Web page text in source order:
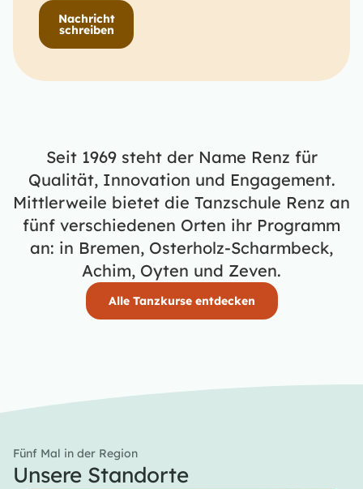
Nachricht
schreiben
Seit 1969 steht der Name Renz für
Qualität, Innovation und Engagement.
Mittlerweile bietet die Tanzschule Renz an
fünf verschiedenen Orten ihr Programm
an: in Bremen, Osterholz-Scharmbeck,
Achim, Oyten und Zeven.
Alle Tanzkurse entdecken
Fünf Mal in der Region
Unsere Standorte